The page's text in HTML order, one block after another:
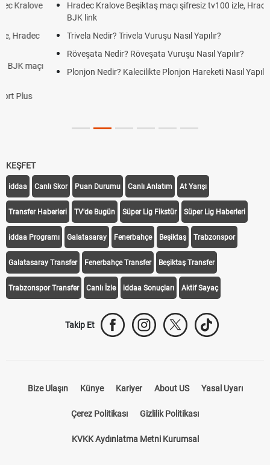
Hradec Kralove Beşiktaş maçı şifresiz tv100 izle, Hradec Kralove
Trivela Nedir? Trivela Vuruşu Nasıl Yapılır?
Röveşata Nedir? Röveşata Vuruşu Nasıl Yapılır?
Plonjon Nedir? Kalecilikte Plonjon Hareketi Nasıl Yapılır?
Transfer Haberleri TV'de Bugün Süper Lig Fikstür Süper Lig Haberleri
iddaa Programı Galatasaray Fenerbahçe Beşiktaş Trabzonspor
Galatasaray Transfer Fenerbahçe Transfer Beşiktaş Transfer
Trabzonspor Transfer Canlı İzle iddaa Sonuçları Aktif Sayaç
Takip Et